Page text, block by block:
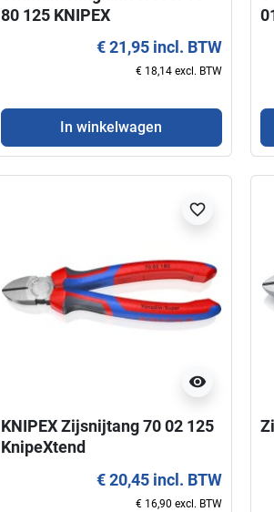
80 125 KNIPEX
€ 21,95 incl. BTW
€ 18,14 excl. BTW
In winkelwagen
visibility
favorite_border
KNIPEX Zijsnijtang 70 02 125
KnipeXtend
€ 20,45 incl. BTW
€ 16,90 excl. BTW